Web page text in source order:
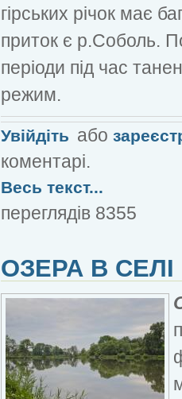
гірських річок має
приток є р.Соболь.
періоди під час
режим.
Увійдіть або
коментарі.
Весь текст...
переглядів 8355
ОЗЕРА В СЕЛІ